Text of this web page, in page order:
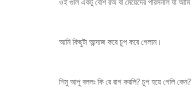
আমি কিছুটা আন্দাজ করে চুপ করে গেলাম।
শিমু আপু বললঃ কি রে রাগ করলি? চুপ হয়ে গেলি কেন?